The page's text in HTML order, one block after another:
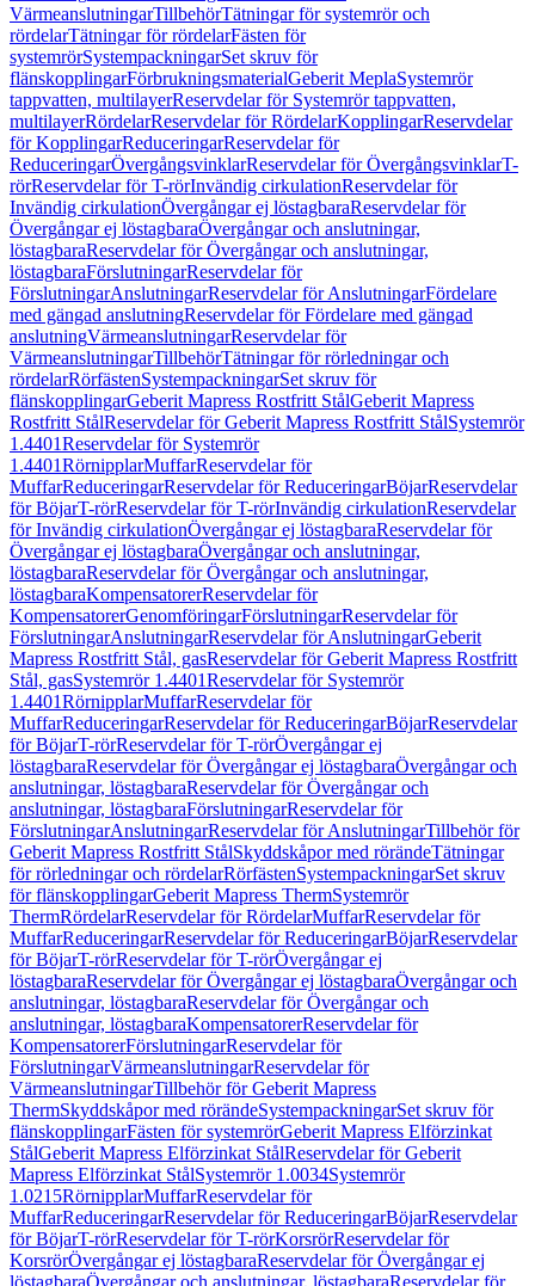
VärmeanslutningarTillbehörTätningar för systemrör och
rördelarTätningar för rördelarFästen för
systemrörSystempackningarSet skruv för
flänskopplingarFörbrukningsmaterialGeberit MeplaSystemrör
tappvatten, multilayerReservdelar för Systemrör tappvatten,
multilayerRördelarReservdelar för RördelarKopplingarReservdelar
för KopplingarReduceringarReservdelar för
ReduceringarÖvergångsvinklarReservdelar för ÖvergångsvinklarT-
rörReservdelar för T-rörInvändig cirkulationReservdelar för
Invändig cirkulationÖvergångar ej löstagbaraReservdelar för
Övergångar ej löstagbaraÖvergångar och anslutningar,
löstagbaraReservdelar för Övergångar och anslutningar,
löstagbaraFörslutningarReservdelar för
FörslutningarAnslutningarReservdelar för AnslutningarFördelare
med gängad anslutningReservdelar för Fördelare med gängad
anslutningVärmeanslutningarReservdelar för
VärmeanslutningarTillbehörTätningar för rörledningar och
rördelarRörfästenSystempackningarSet skruv för
flänskopplingarGeberit Mapress Rostfritt StålGeberit Mapress
Rostfritt StålReservdelar för Geberit Mapress Rostfritt StålSystemrör
1.4401Reservdelar för Systemrör
1.4401RörnipplarMuffarReservdelar för
MuffarReduceringarReservdelar för ReduceringarBöjarReservdelar
för BöjarT-rörReservdelar för T-rörInvändig cirkulationReservdelar
för Invändig cirkulationÖvergångar ej löstagbaraReservdelar för
Övergångar ej löstagbaraÖvergångar och anslutningar,
löstagbaraReservdelar för Övergångar och anslutningar,
löstagbaraKompensatorerReservdelar för
KompensatorerGenomföringarFörslutningarReservdelar för
FörslutningarAnslutningarReservdelar för AnslutningarGeberit
Mapress Rostfritt Stål, gasReservdelar för Geberit Mapress Rostfritt
Stål, gasSystemrör 1.4401Reservdelar för Systemrör
1.4401RörnipplarMuffarReservdelar för
MuffarReduceringarReservdelar för ReduceringarBöjarReservdelar
för BöjarT-rörReservdelar för T-rörÖvergångar ej
löstagbaraReservdelar för Övergångar ej löstagbaraÖvergångar och
anslutningar, löstagbaraReservdelar för Övergångar och
anslutningar, löstagbaraFörslutningarReservdelar för
FörslutningarAnslutningarReservdelar för AnslutningarTillbehör för
Geberit Mapress Rostfritt StålSkyddskåpor med rörändeTätningar
för rörledningar och rördelarRörfästenSystempackningarSet skruv
för flänskopplingarGeberit Mapress ThermSystemrör
ThermRördelarReservdelar för RördelarMuffarReservdelar för
MuffarReduceringarReservdelar för ReduceringarBöjarReservdelar
för BöjarT-rörReservdelar för T-rörÖvergångar ej
löstagbaraReservdelar för Övergångar ej löstagbaraÖvergångar och
anslutningar, löstagbaraReservdelar för Övergångar och
anslutningar, löstagbaraKompensatorerReservdelar för
KompensatorerFörslutningarReservdelar för
FörslutningarVärmeanslutningarReservdelar för
VärmeanslutningarTillbehör för Geberit Mapress
ThermSkyddskåpor med rörändeSystempackningarSet skruv för
flänskopplingarFästen för systemrörGeberit Mapress Elförzinkat
StålGeberit Mapress Elförzinkat StålReservdelar för Geberit
Mapress Elförzinkat StålSystemrör 1.0034Systemrör
1.0215RörnipplarMuffarReservdelar för
MuffarReduceringarReservdelar för ReduceringarBöjarReservdelar
för BöjarT-rörReservdelar för T-rörKorsrörReservdelar för
KorsrörÖvergångar ej löstagbaraReservdelar för Övergångar ej
löstagbaraÖvergångar och anslutningar, löstagbaraReservdelar för